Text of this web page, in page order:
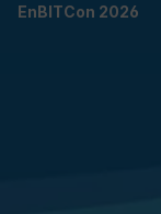
EnBITCon 2026